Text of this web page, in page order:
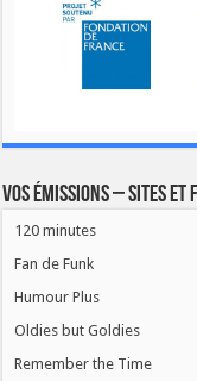
Vos émissions – Sites et
120 minutes
Fan de Funk
Humour Plus
Oldies but Goldies
Remember the Time